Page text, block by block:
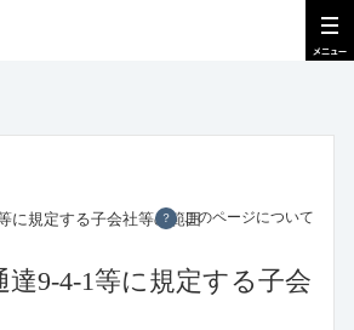
に規定する子会社等の範囲
？ このページについて
達9-4-1等に規定する子会